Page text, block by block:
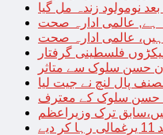
ہے, عالمی ادارہ صحت
عالمی ادارہ صحت
فلسطینی گرفتار
حسن سلوک سے متاثر
حسن سلوک کے معترف
ترک وزیراعظم